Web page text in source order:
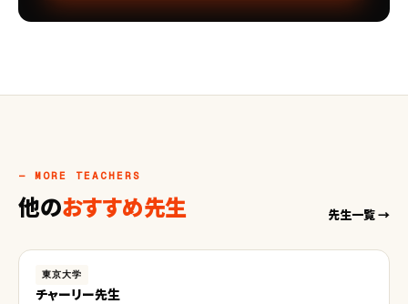
— MORE TEACHERS
他のおすすめ先生 先生一覧 →
東京大学
チャーリー先生